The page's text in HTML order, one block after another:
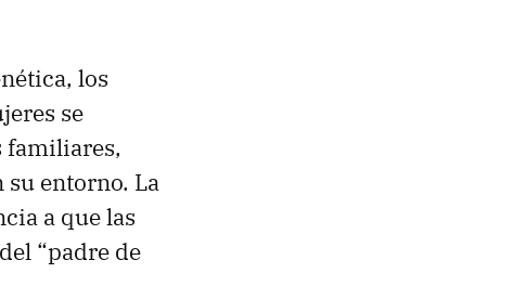
los
se
familiares,
entorno. La
a que las
“padre de